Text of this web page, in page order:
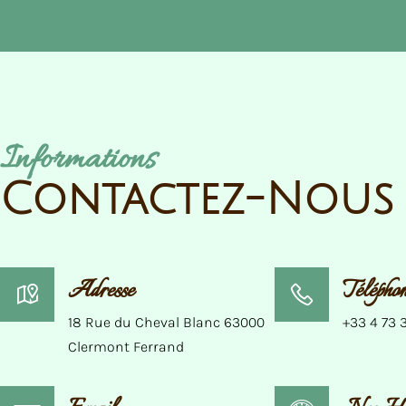
Informations
Contactez-Nous
Adresse
18 Rue du Cheval Blanc 63000
Clermont Ferrand
+33 4 73